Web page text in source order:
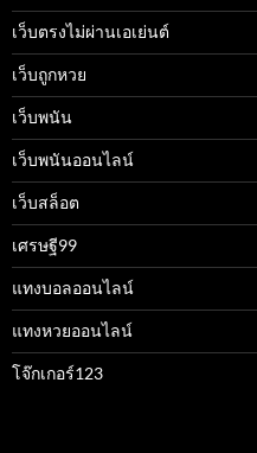
เว็บตรงไม่ผ่านเอเย่นต์
เว็บถูกหวย
เว็บพนัน
เว็บพนันออนไลน์
เว็บสล็อต
เศรษฐี99
แทงบอลออนไลน์
แทงหวยออนไลน์
โจ๊กเกอร์123